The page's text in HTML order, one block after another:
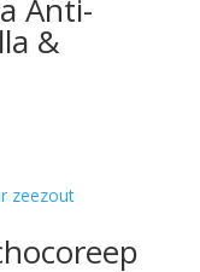
Anti-
&